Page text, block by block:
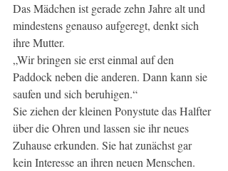
Das Mädchen ist gerade zehn Jahre alt und
mindestens genauso aufgeregt, denkt sich
ihre Mutter.
„Wir bringen sie erst einmal auf den
Paddock neben die anderen. Dann kann sie
saufen und sich beruhigen.“
Sie ziehen der kleinen Ponystute das Halfter
über die Ohren und lassen sie ihr neues
Zuhause erkunden. Sie hat zunächst gar
kein Interesse an ihren neuen Menschen.